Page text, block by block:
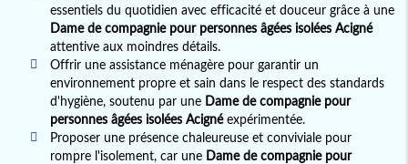
essentiels du quotidien avec efficacité et douceur grâce à une
Dame de compagnie pour personnes âgées isolées Acigné
attentive aux moindres détails.
Offrir une assistance ménagère pour garantir un
environnement propre et sain dans le respect des standards
d'hygiène, soutenu par une Dame de compagnie pour
personnes âgées isolées Acignéexpérimentée.
Proposer une présence chaleureuse et conviviale pour
rompre l'isolement, car une Dame de compagnie pour